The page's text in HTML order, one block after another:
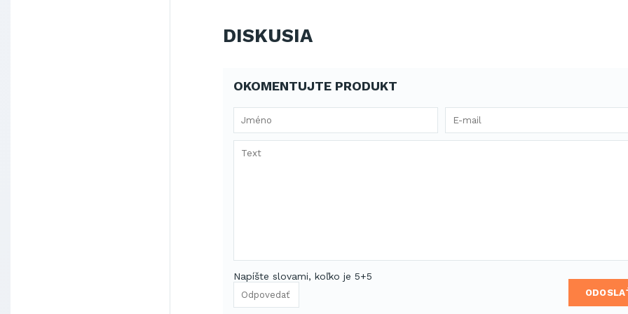
DISKUSIA
OKOMENTUJTE PRODUKT
Napíšte slovami, koľko je 5+5